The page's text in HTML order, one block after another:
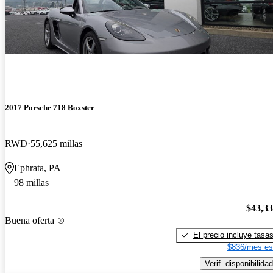
2017 Porsche 718 Boxster
RWD 55,625 millas
Ephrata, PA
98 millas
Buena oferta
El precio incluye tasas
$836/mes
Verif. disponibilidad